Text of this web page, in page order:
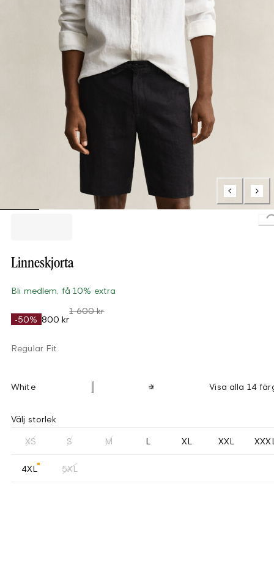
Linneskjorta
Bli medlem, få 10% extra
-50% 800 kr
1 600 kr
Regular Fit
White Visa alla 14
Välj storlek
XS S M L XL XXL
4XL 5XL